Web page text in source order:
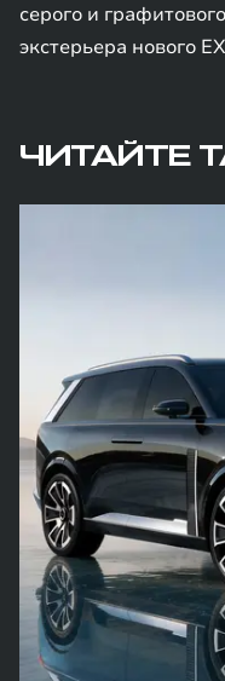
серого и
экстерьера нового
ЧИТАЙТЕ